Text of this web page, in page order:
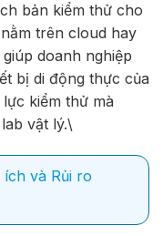
bản kiểm thử cho
trên cloud hay
doanh nghiệp
bị di động thực của
kiểm thử mà
vật lý.\
ích và Rủi ro